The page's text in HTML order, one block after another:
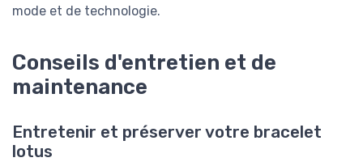
mode et de technologie.
Conseils d'entretien et de
maintenance
Entretenir et préserver votre bracelet
lotus